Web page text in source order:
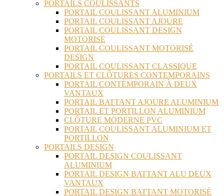
PORTAILS COULISSANTS
PORTAIL COULISSANT ALUMINIUM
PORTAIL COULISSANT AJOURE
PORTAIL COULISSANT DESIGN
MOTORISE
PORTAIL COULISSANT MOTORISÉ
DESIGN
PORTAIL COULISSANT CLASSIQUE
PORTAILS ET CLÔTURES CONTEMPORAINS
PORTAIL CONTEMPORAIN À DEUX
VANTAUX
PORTAIL BATTANT AJOURE ALUMINIUM
PORTAIL ET PORTILLON ALUMINIUM
CLÔTURE MODERNE PVC
PORTAIL COULISSANT ALUMINIUM ET
PORTILLON
PORTAILS DESIGN
PORTAIL DESIGN COULISSANT
ALUMINIUM
PORTAIL DESIGN BATTANT ALU DEUX
VANTAUX
PORTAIL DESIGN BATTANT MOTORISÉ